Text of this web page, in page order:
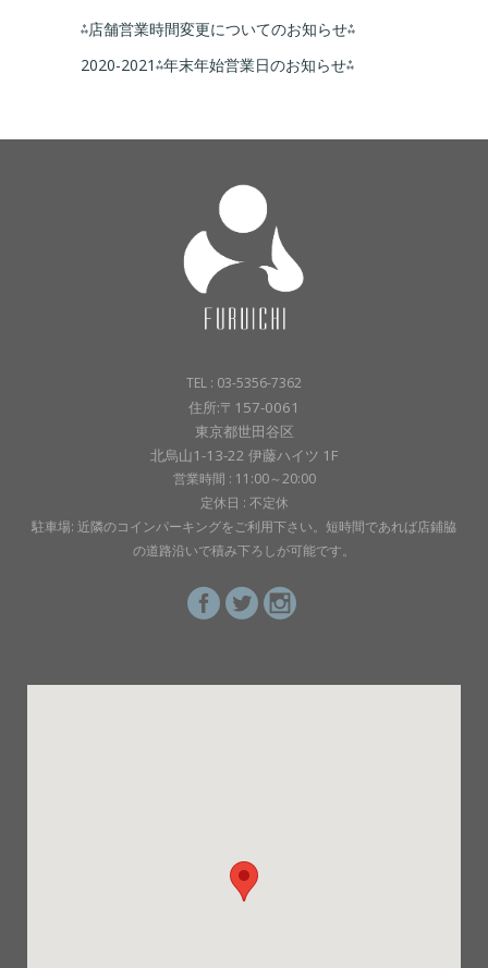
⁂店舗営業時間変更についてのお知らせ⁂
2020-2021⁂年末年始営業日のお知らせ⁂
TEL : 03-5356-7362
住所:〒157-0061
東京都世田谷区
北烏山1-13-22 伊藤ハイツ 1F
営業時間 : 11:00～20:00
定休日 : 不定休
駐車場: 近隣のコインパーキングをご利用下さい。短時間であれば店鋪脇
の道路沿いで積み下ろしが可能です。